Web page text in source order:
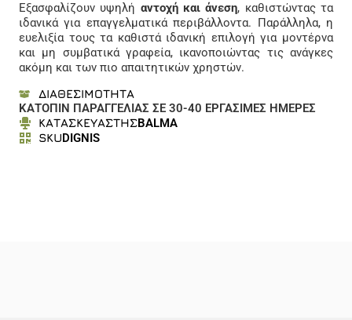
Εξασφαλίζουν υψηλή αντοχή και άνεση, καθιστώντας τα
ιδανικά για επαγγελματικά περιβάλλοντα. Παράλληλα, η
ευελιξία τους τα καθιστά ιδανική επιλογή για μοντέρνα
και μη συμβατικά γραφεία, ικανοποιώντας τις ανάγκες
ακόμη και των πιο απαιτητικών χρηστών.
ΔΙΑΘΕΣΙΜΟΤΗΤΑ
ΚΑΤΟΠΙΝ ΠΑΡΑΓΓΕΛΙΑΣ ΣΕ 30-40 ΕΡΓΑΣΙΜΕΣ ΗΜΕΡΕΣ
ΚΑΤΑΣΚΕΥΑΣΤΗΣBALMA
SKUDIGNIS